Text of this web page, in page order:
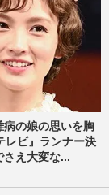
病の娘の思いを胸
レビ』ランナー決
さえ大変な...